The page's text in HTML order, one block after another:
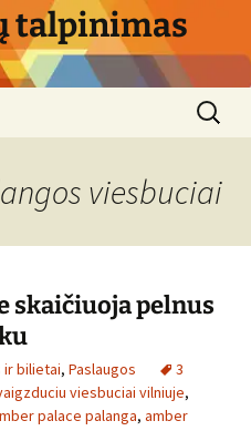
talpinimas
Search
for:
viesbuciai
skaičiuoja pelnus
ir bilietai, Paslaugos
3
viesbuciai vilniuje,
palace palanga, amber